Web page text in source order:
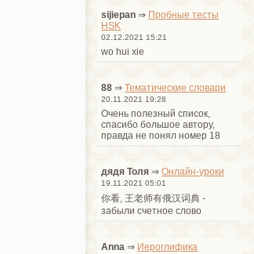
sijiepan ⇒ Пробные тесты
HSK
02.12.2021 15:21
wo hui xie
88 ⇒Тематические словари
20.11.2021 19:28
Очень полезный список,
спасибо большое автору,
правда не понял номер 18
дядя Толя ⇒Онлайн-уроки
19.11.2021 05:01
你看, 王老师有俄汉词典 -
забыли счетное слово
Anna ⇒ Иероглифика